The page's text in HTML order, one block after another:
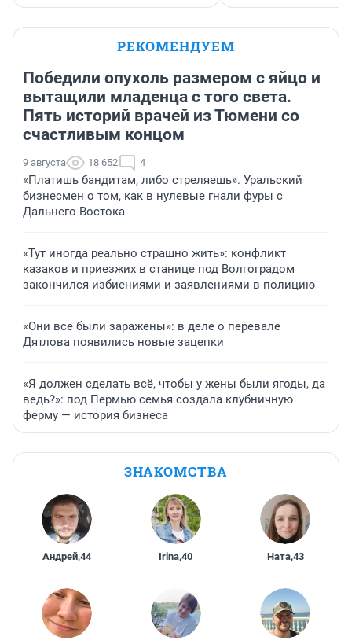
РЕКОМЕНДУЕМ
Победили опухоль размером с яйцо и
вытащили младенца с того света.
Пять историй врачей из Тюмени со
счастливым концом
9 августа 18 652 4
«Платишь бандитам, либо стреляешь». Уральский
бизнесмен о том, как в нулевые гнали фуры с
Дальнего Востока
«Тут иногда реально страшно жить»: конфликт
казаков и приезжих в станице под Волгоградом
закончился избиениями и заявлениями в полицию
«Они все были заражены»: в деле о перевале
Дятлова появились новые зацепки
«Я должен сделать всё, чтобы у жены были ягоды, да
ведь?»: под Пермью семья создала клубничную
ферму — история бизнеса
ЗНАКОМСТВА
Андрей,44 Irina,40 Ната,43